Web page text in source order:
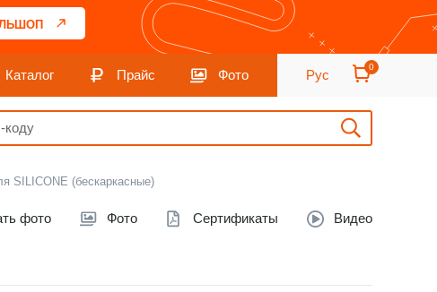
Каталог Прайс Фото Рус
0
SILICONE (бескаркасные)
фото Фото Сертификаты Видео